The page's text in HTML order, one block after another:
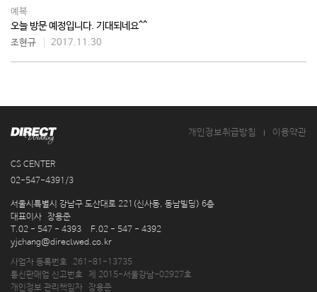
예복
오늘 방문 예정입니다. 기대되네요^^
조현규 2017.11.30
개인정보취급방침 이용약관
CS CENTER
02-547-4391/3
주
소
서울시특별시 강남구 도산대로 221(신사동, 동남빌딩) 6층
대표이사 장용준
연
락
T.02 - 547 - 4393
F.02 - 547 - 4392
이
일
yjchang@directwed.co.kr
사업자 등록번호
261-81-13735
통신판매업 신고번호 제 2015-서울강남-02927호
개인정보 관리책임자 장용준